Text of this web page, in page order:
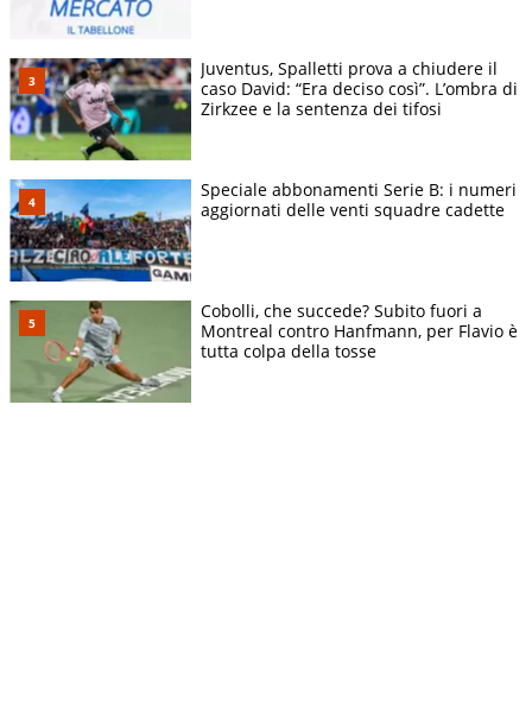
Juventus, Spalletti prova a chiudere il
caso David: “Era deciso così”. L’ombra di
Zirkzee e la sentenza dei tifosi
Speciale abbonamenti Serie B: i numeri
aggiornati delle venti squadre cadette
Cobolli, che succede? Subito fuori a
Montreal contro Hanfmann, per Flavio è
tutta colpa della tosse